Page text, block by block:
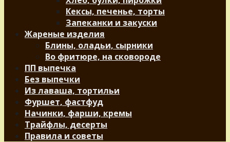
Кексы, печенье, торты
Запеканки и закуски
Жареные изделия
Блины, оладьи, сырники
Во фритюре, на сковороде
ПП выпечка
Без выпечки
Из лаваша, тортильи
Фуршет, фастфуд
Начинки, фарши, кремы
Трайфлы, десерты
Правила и советы